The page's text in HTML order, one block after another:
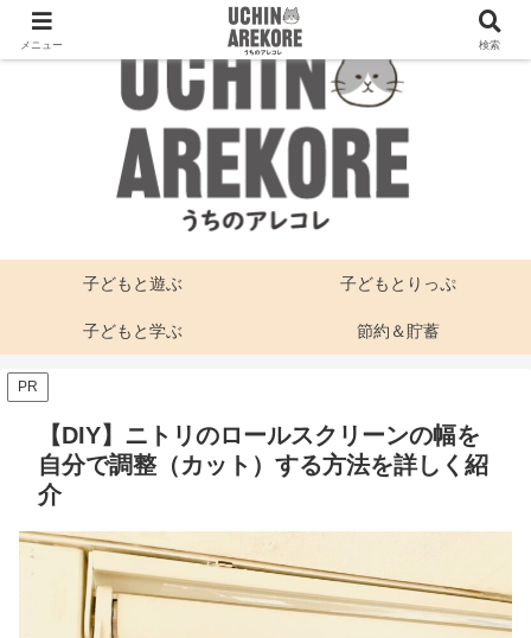
子どもと遊ぶ 子どもとりっぷ
子どもと学ぶ 節約＆貯蓄
PR
【DIY】ニトリのロールスクリーンの幅を
自分で調整（カット）する方法を詳しく紹
介
メニュー 検索